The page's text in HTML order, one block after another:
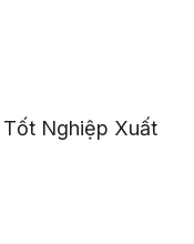
Nghiệp Xuất